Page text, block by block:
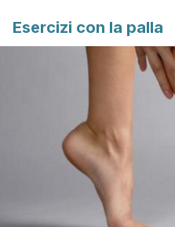
Esercizi con la palla